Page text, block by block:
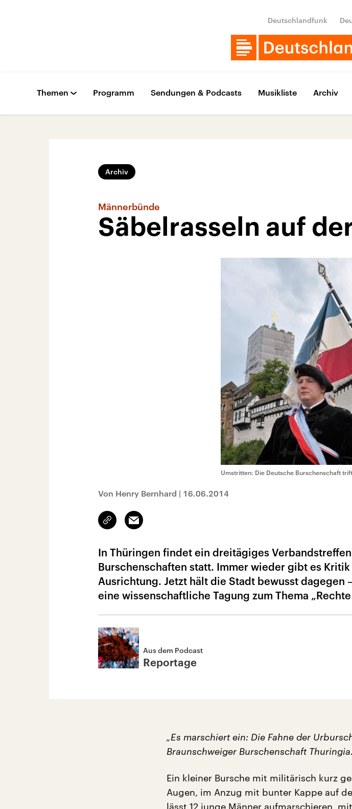
Deutschlandfunk
Themen Programm Sendungen & Podcasts Musikliste Archiv
Archiv
Männerbünde
Säbelrasseln auf
Umstritten: Die Deutsche Burschenschaft
Von Henry Bernhard | 16.06.2014
Link
kopieren/teilen
Email
In Thüringen findet ein dreitägiges
Burschenschaften statt. Immer wieder gibt es
Ausrichtung. Jetzt hält die Stadt bewusst dagegen
eine wissenschaftliche Tagung zum Thema
Aus dem Podcast
Reportage
„Es marschiert ein: Die Fahne der
Braunschweiger Burschenschaft
Ein kleiner Bursche mit militärisch kurz
Augen, im Anzug mit bunter Kappe auf
lässt 12 junge Männer aufmarschieren,